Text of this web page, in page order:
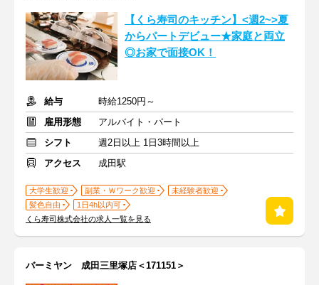
【くら寿司のキッチン】<週2~>夏
からパートデビュー★家庭と両立
◎お家で面接OK！
給与
時給1250円～
雇用形態
アルバイト・パート
シフト
週2日以上 1日3時間以上
アクセス
成田駅
大学生歓迎 副業・Ｗワーク歓迎
未経験者歓迎
髪色自由
1日4h以内可
くら寿司株式会社の求人一覧を見る
バーミヤン 成田三里塚店＜171151＞